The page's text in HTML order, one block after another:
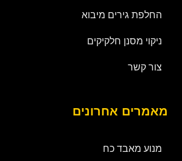
החלפת גירים מיבוא
ניקוי מסנן חלקיקים
צור קשר
מאמרים אחרונים
מנוע מאבד כח